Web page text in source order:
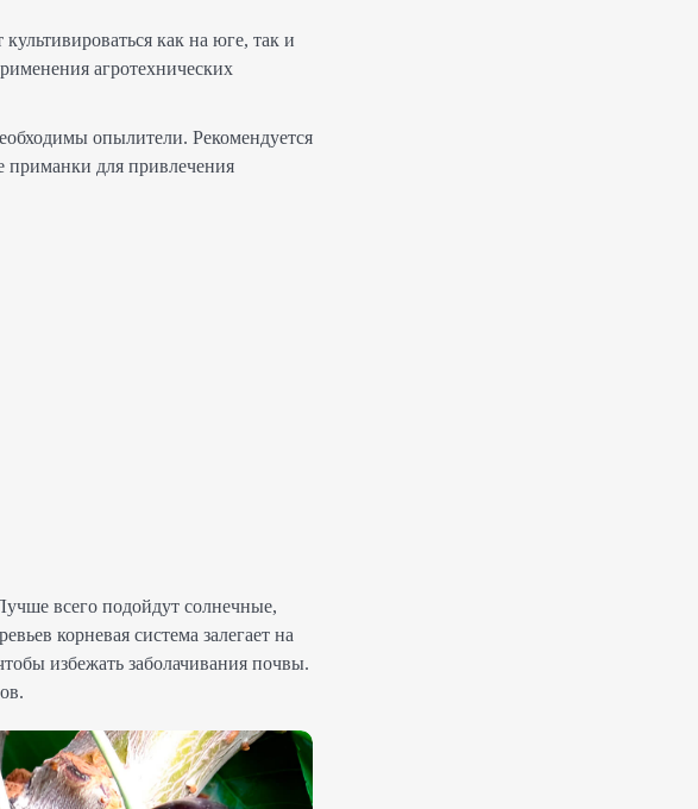
как на юге, так и
агротехнических
опылители. Рекомендуется
приманки для привлечения
всего подойдут солнечные,
корневая система залегает на
избежать заболачивания почвы.